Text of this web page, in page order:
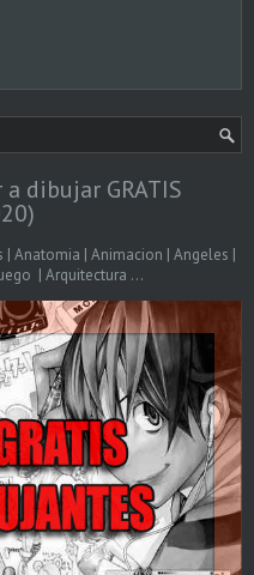
dibujar GRATIS
| Anatomia | Animacion | Angeles |
| Arquitectura ...